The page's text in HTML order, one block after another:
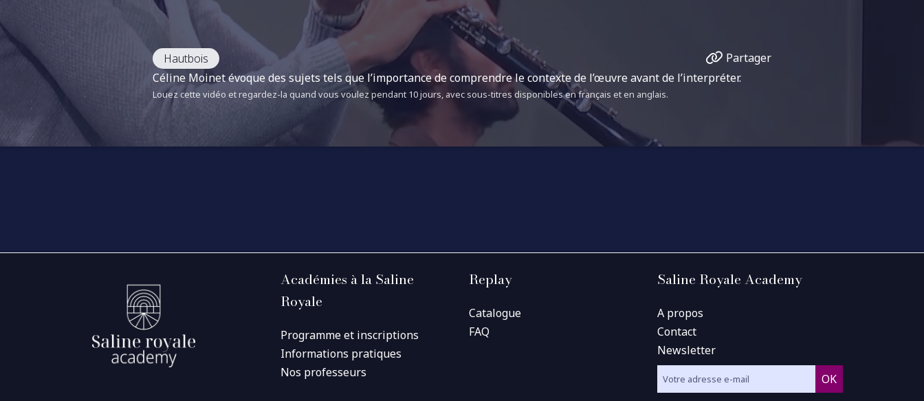
Hautbois
Partager
Céline Moinet évoque des sujets tels que l’importance de comprendre le contexte de l’œuvre avant de l’interpréter.
Louez cette vidéo et regardez-la quand vous voulez pendant 10 jours, avec sous-titres disponibles en français et en anglais.
Académies à la Saline
Royale
Programme et inscriptions
Informations pratiques
Nos professeurs
Replay
Catalogue
FAQ
Saline Royale Academy
A propos
Contact
Newsletter